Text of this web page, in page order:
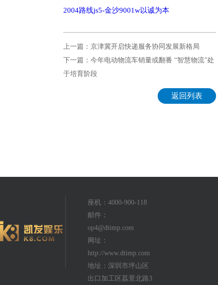
2004路线js5-金沙9001w以诚为本
上一篇：京津冀开启快递服务协同发展新格局
下一篇：今年电动物流车销量或翻番 “智慧物流”处
于培育阶段
返回列表
座机：4000-900-118
邮件：
op4@dtimp.com
网址：
http://www.dtimp.com
地址：深圳市坪山区
出口加工区荔景北路3